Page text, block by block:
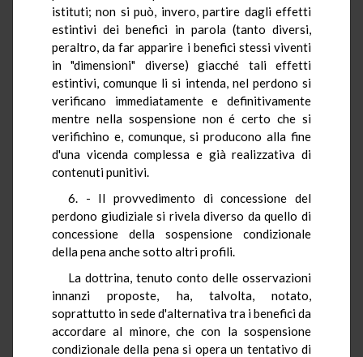
istituti; non si può, invero, partire dagli effetti
estintivi dei benefici in parola (tanto diversi,
peraltro, da far apparire i benefici stessi viventi
in "dimensioni" diverse) giacché tali effetti
estintivi, comunque li si intenda, nel perdono si
verificano immediatamente e definitivamente
mentre nella sospensione non é certo che si
verifichino e, comunque, si producono alla fine
d'una vicenda complessa e già realizzativa di
contenuti punitivi.
6. - Il provvedimento di concessione del
perdono giudiziale si rivela diverso da quello di
concessione della sospensione condizionale
della pena anche sotto altri profili.
La dottrina, tenuto conto delle osservazioni
innanzi proposte, ha, talvolta, notato,
soprattutto in sede d'alternativa tra i benefici da
accordare al minore, che con la sospensione
condizionale della pena si opera un tentativo di